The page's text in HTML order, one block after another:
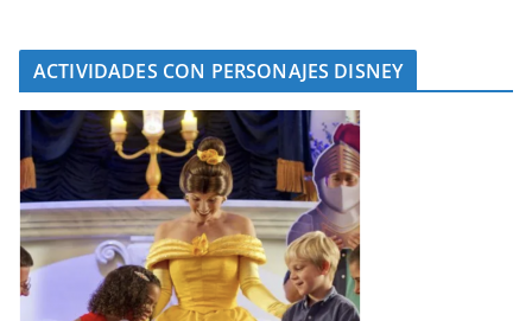
ACTIVIDADES CON PERSONAJES DISNEY